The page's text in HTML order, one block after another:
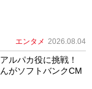
エンタメ 2026.08.04
ルパカ役に挑戦！
がソフトバンクCM